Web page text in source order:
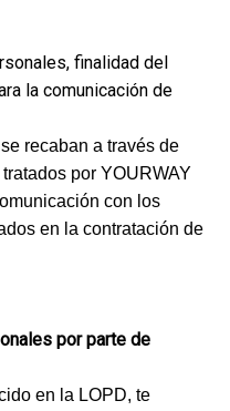
finalidad del
la comunicación de
recaban a través de
por YOURWAY
con los
en la contratación de
por parte de
en la LOPD, te